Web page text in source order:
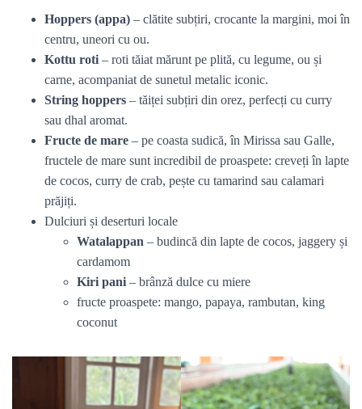
Hoppers (appa) – clătite subțiri, crocante la margini, moi în
centru, uneori cu ou.
Kottu roti – roti tăiat mărunt pe plită, cu legume, ou și
carne, acompaniat de sunetul metalic iconic.
String hoppers – tăiței subțiri din orez, perfecți cu curry
sau dhal aromat.
Fructe de mare – pe coasta sudică, în Mirissa sau Galle,
fructele de mare sunt incredibil de proaspete: creveți în lapte
de cocos, curry de crab, pește cu tamarind sau calamari
prăjiți.
Dulciuri și deserturi locale
Watalappan – budincă din lapte de cocos, jaggery și
cardamom
Kiri pani – brânză dulce cu miere
fructe proaspete: mango, papaya, rambutan, king
coconut